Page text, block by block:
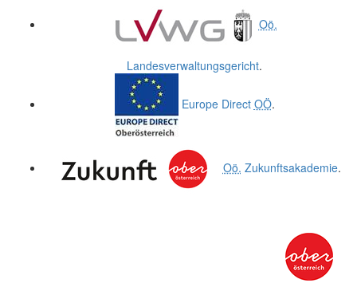
Oö.
Landesverwaltungsgericht.
Europe Direct OÖ.
Oö. Zukunftsakademie.